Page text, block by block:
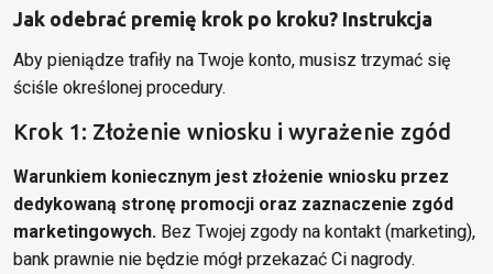
Jak odebrać premię krok po kroku? Instrukcja
Aby pieniądze trafiły na Twoje konto, musisz trzymać się
ściśle określonej procedury.
Krok 1: Złożenie wniosku i wyrażenie zgód
Warunkiem koniecznym jest złożenie wniosku przez
dedykowaną stronę promocji oraz zaznaczenie zgód
marketingowych. Bez Twojej zgody na kontakt (marketing),
bank prawnie nie będzie mógł przekazać Ci nagrody.